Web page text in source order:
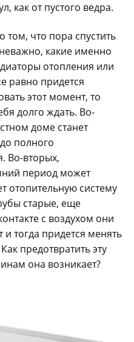
как от пустого ведра.
том, что пора спустить
какие именно
отопления или
равно придется
этот момент, то
долго ждать. Во-
доме станет
полного
Во-вторых,
период может
отопительную систему
старые, еще
с воздухом они
тогда придется менять
предотвратить эту
она возникает?